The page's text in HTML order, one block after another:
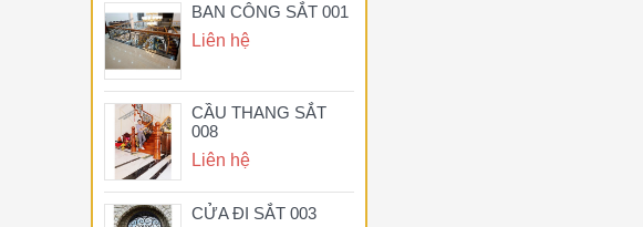
BAN CÔNG SẮT 001
Liên hệ
CẦU THANG SẮT
008
Liên hệ
CỬA ĐI SẮT 003